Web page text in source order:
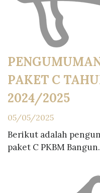
PAKET C
2024/2025
05/05/2025
Berikut adalah
paket C PKBM